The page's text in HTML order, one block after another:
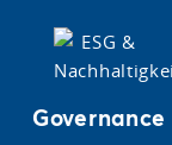
Governance